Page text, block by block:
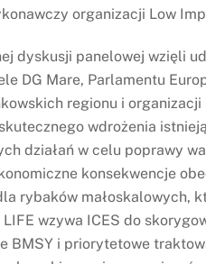
organizacji Low
dyskusji panelowej wzięli
DG Mare, Parlamentu
regionu i
wdrożenia
działań w celu poprawy
konsekwencje
rybaków małoskalowych,
wzywa ICES do
BMSY i priorytetowe